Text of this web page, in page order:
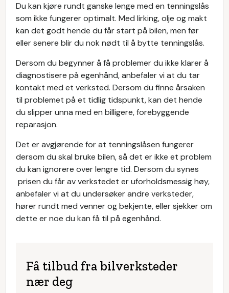
Du kan kjøre rundt ganske lenge med en tenningslås
som ikke fungerer optimalt. Med lirking, olje og makt
kan det godt hende du får start på bilen, men før
eller senere blir du nok nødt til å bytte tenningslås.
Dersom du begynner å få problemer du ikke klarer å
diagnostisere på egenhånd, anbefaler vi at du tar
kontakt med et verksted. Dersom du finne årsaken
til problemet på et tidlig tidspunkt, kan det hende
du slipper unna med en billigere, forebyggende
reparasjon.
Det er avgjørende for at tenningslåsen fungerer
dersom du skal bruke bilen, så det er ikke et problem
du kan ignorere over lengre tid. Dersom du synes
prisen du får av verkstedet er uforholdsmessig høy,
anbefaler vi at du undersøker andre verksteder,
hører rundt med venner og bekjente, eller sjekker om
dette er noe du kan få til på egenhånd.
Få tilbud fra bilverksteder
nær deg